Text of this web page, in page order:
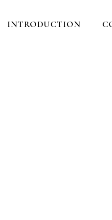
INTRODUCTION